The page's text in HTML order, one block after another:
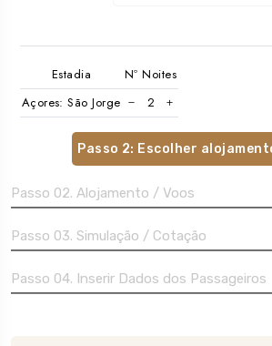
Estadia
Nº Noites
Açores: São Jorge
Passo 2: Escolher
Passo 02. Alojamento / Voos
Passo 03. Simulação / Cotação
Passo 04. Inserir Dados dos Passageiros